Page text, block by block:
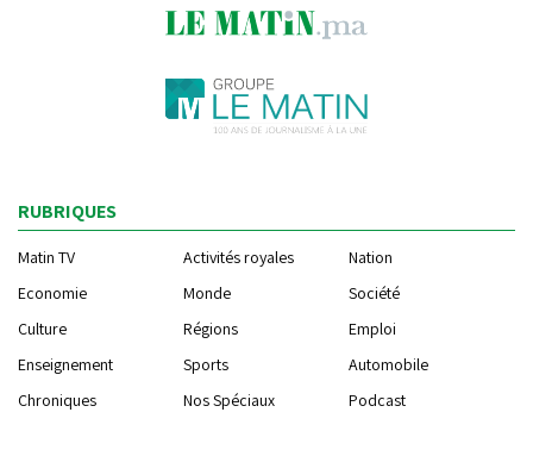
RUBRIQUES
Matin TV Activités royales
Nation
Economie
Monde
Société
Culture
Régions
Emploi
Enseignement
Sports
Automobile
Chroniques
Nos Spéciaux Podcast